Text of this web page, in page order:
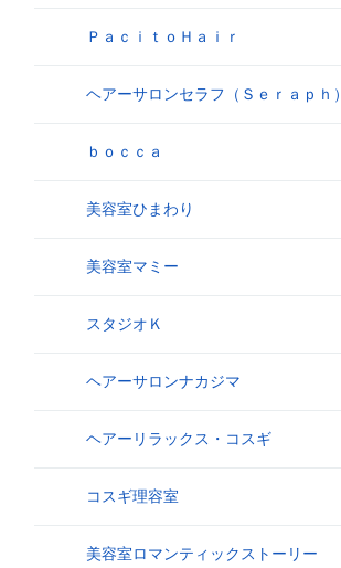
ＰａｃｉｔｏＨａｉｒ
ヘアーサロンセラフ（Ｓｅｒａｐｈ）
ｂｏｃｃａ
美容室ひまわり
美容室マミー
スタジオＫ
ヘアーサロンナカジマ
ヘアーリラックス・コスギ
コスギ理容室
美容室ロマンティックストーリー